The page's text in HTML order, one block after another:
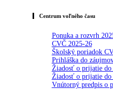
Centrum voľného času
Ponuka a rozvrh
CVČ 2025-26
Školský poriadok
Prihláška do
Žiadosť o prijatie
Žiadosť o prijatie
Vnútorný predpis o